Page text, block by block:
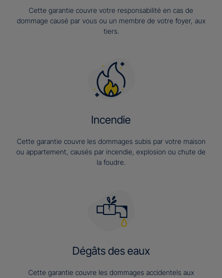
Cette garantie couvre votre responsabilité en cas de
dommage causé par vous ou un membre de votre foyer, aux
tiers.
Incendie
Cette garantie couvre les dommages subis par votre maison
ou appartement, causés par incendie, explosion ou chute de
la foudre.
Dégâts des eaux
Cette garantie couvre les dommages accidentels aux